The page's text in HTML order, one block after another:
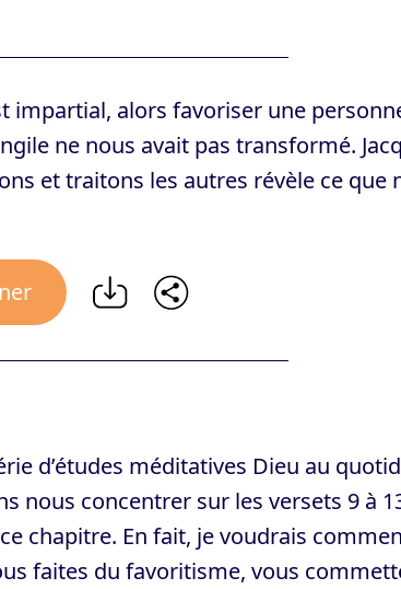
impartial, alors favoriser une
ne nous avait pas transformé.
et traitons les autres révèle ce que
d’études méditatives Dieu au
nous concentrer sur les versets 9 à
chapitre. En fait, je voudrais
faites du favoritisme, vous